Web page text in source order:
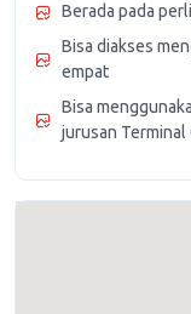
Berada pada
Bisa diakses
empat
Bisa
jurusan Terminal